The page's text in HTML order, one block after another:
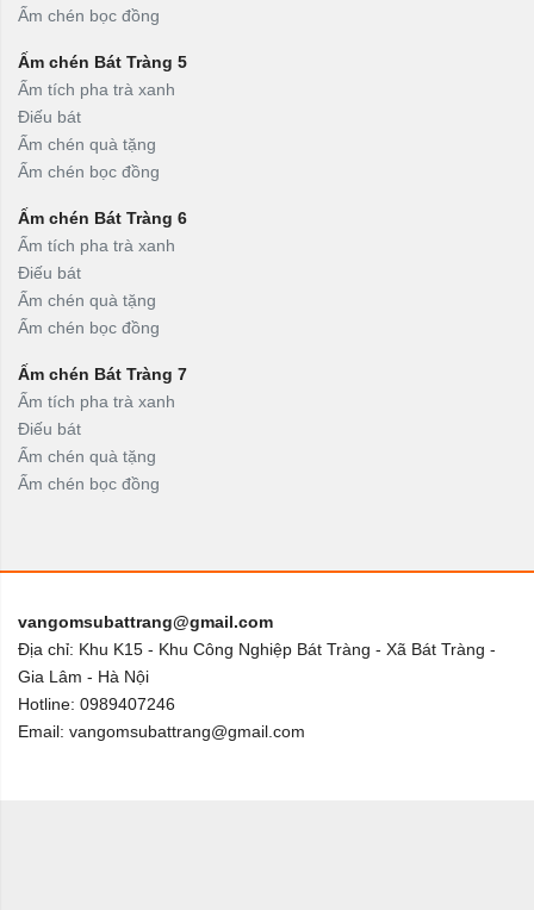
Ấm chén bọc đồng
Ấm chén Bát Tràng 5
Ấm tích pha trà xanh
Điếu bát
Ấm chén quà tặng
Ấm chén bọc đồng
Ấm chén Bát Tràng 6
Ấm tích pha trà xanh
Điếu bát
Ấm chén quà tặng
Ấm chén bọc đồng
Ấm chén Bát Tràng 7
Ấm tích pha trà xanh
Điếu bát
Ấm chén quà tặng
Ấm chén bọc đồng
vangomsubattrang@gmail.com
Địa chỉ: Khu K15 - Khu Công Nghiệp Bát Tràng - Xã Bát Tràng -
Gia Lâm - Hà Nội
Hotline: 0989407246
Email: vangomsubattrang@gmail.com